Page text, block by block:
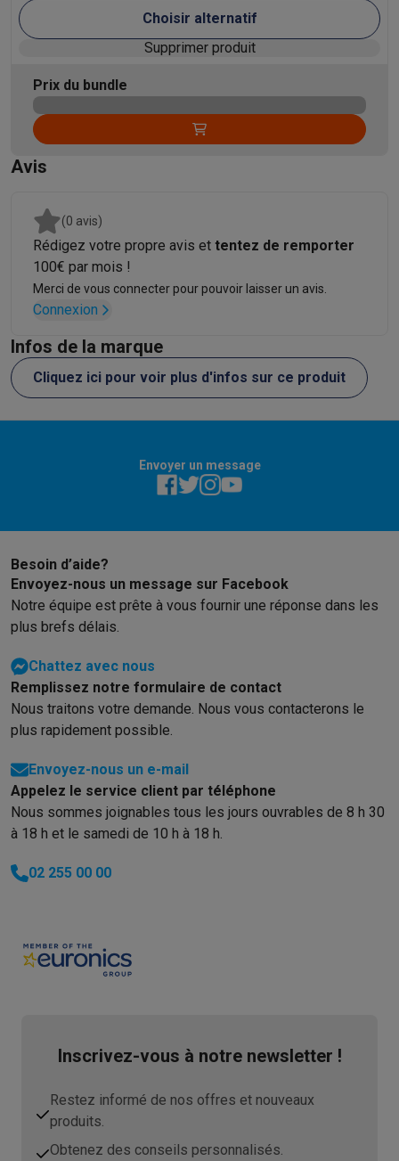
Choisir alternatif
Supprimer produit
Prix du bundle
Avis
(0 avis)
Rédigez votre propre avis et tentez de remporter
100€ par mois !
Merci de vous connecter pour pouvoir laisser un avis.
Connexion
Infos de la marque
Cliquez ici pour voir plus d'infos sur ce produit
Envoyer un message
Besoin d’aide?
Envoyez-nous un message sur Facebook
Notre équipe est prête à vous fournir une réponse dans les
plus brefs délais.
Chattez avec nous
Remplissez notre formulaire de contact
Nous traitons votre demande. Nous vous contacterons le
plus rapidement possible.
Envoyez-nous un e-mail
Appelez le service client par téléphone
Nous sommes joignables tous les jours ouvrables de 8 h 30
à 18 h et le samedi de 10 h à 18 h.
02 255 00 00
Inscrivez-vous à notre newsletter !
Restez informé de nos offres et nouveaux
produits.
Obtenez des conseils personnalisés.